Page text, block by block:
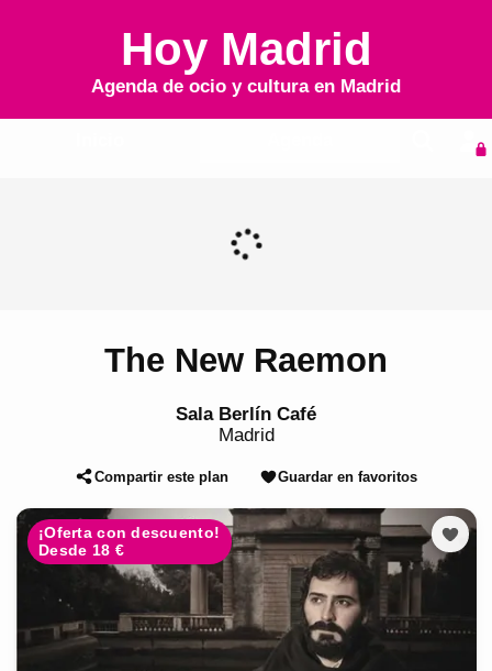
Hoy Madrid
Agenda de ocio y cultura en Madrid
The New Raemon
Sala Berlín Café
Madrid
Compartir este plan Guardar en favoritos
¡Oferta con descuento!
Desde 18 €